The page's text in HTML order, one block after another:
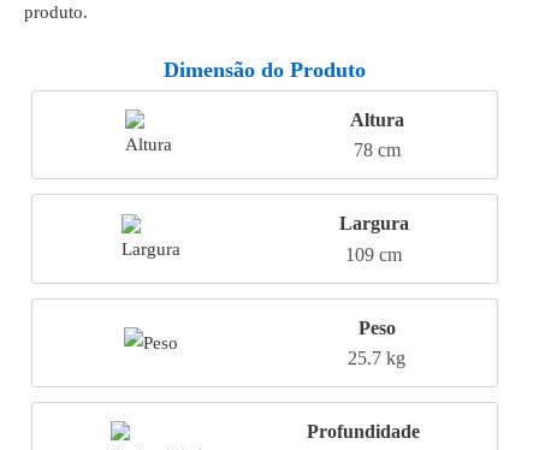
produto.
Dimensão do Produto
Altura
78 cm
Largura
109 cm
Peso
25.7 kg
Profundidade